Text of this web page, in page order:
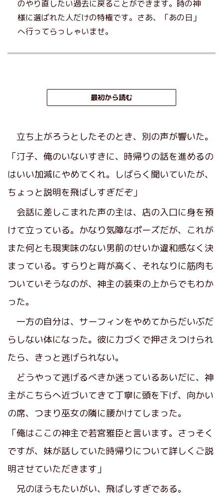
のやり直したい過去に戻ることができます。時の神
様に選ばれた人だけの特権です。さあ、「あの日」
へ行ってらっしゃいませ。
最初から読む
立ち上がろうとしたそのとき、別の声が響いた。
「汀子、俺のいないすきに、時帰りの話を進めるの
はいい加減にやめてくれ。しばらく聞いていたが、
ちょっと説明を飛ばしすぎだぞ」
会話に差しこまれた声の主は、店の入口に身を預
けて立っている。かなり気障なポーズだが、これが
また何とも現実味のない男前のせいか違和感なく決
まっている。すらりと背が高く、それなりに筋肉も
ついていそうなのが、神主の装束の上からでもわか
った。
一方の自分は、サーフィンをやめてからだいぶだ
らしない体になった。彼に力づくで押さえつけられ
たら、きっと逃げられない。
どうやって逃げるべきか迷っているあいだに、神
主がこちらへ近づいてきて丁寧に頭を下げ、向かい
の席、つまり巫女の隣に腰かけてしまった。
「俺はここの神主で若宮雅臣と言います。さっそく
ですが、妹が話していた時帰りについて詳しくご説
明させていただきます」
兄のほうもたいがい、飛ばしすぎである。